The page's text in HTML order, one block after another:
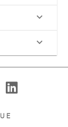
keyboard_arrow_down
keyboard_arrow_down